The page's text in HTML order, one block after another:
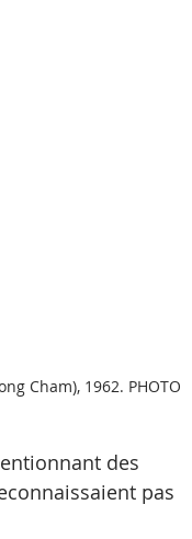
Cham), 1962. PHOTO
des
pas